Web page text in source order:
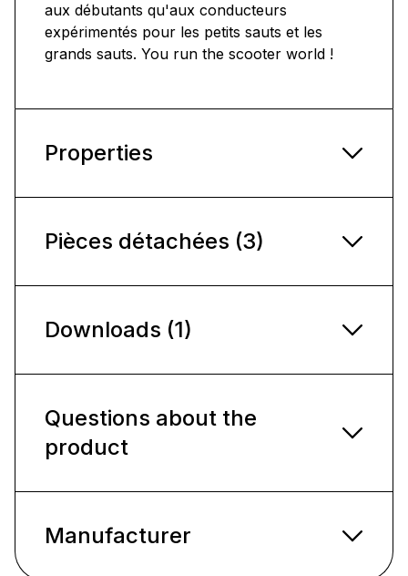
aux débutants qu'aux conducteurs
expérimentés pour les petits sauts et les
grands sauts. You run the scooter world !
Properties
Pièces détachées (3)
Downloads (1)
Questions about the
product
Manufacturer